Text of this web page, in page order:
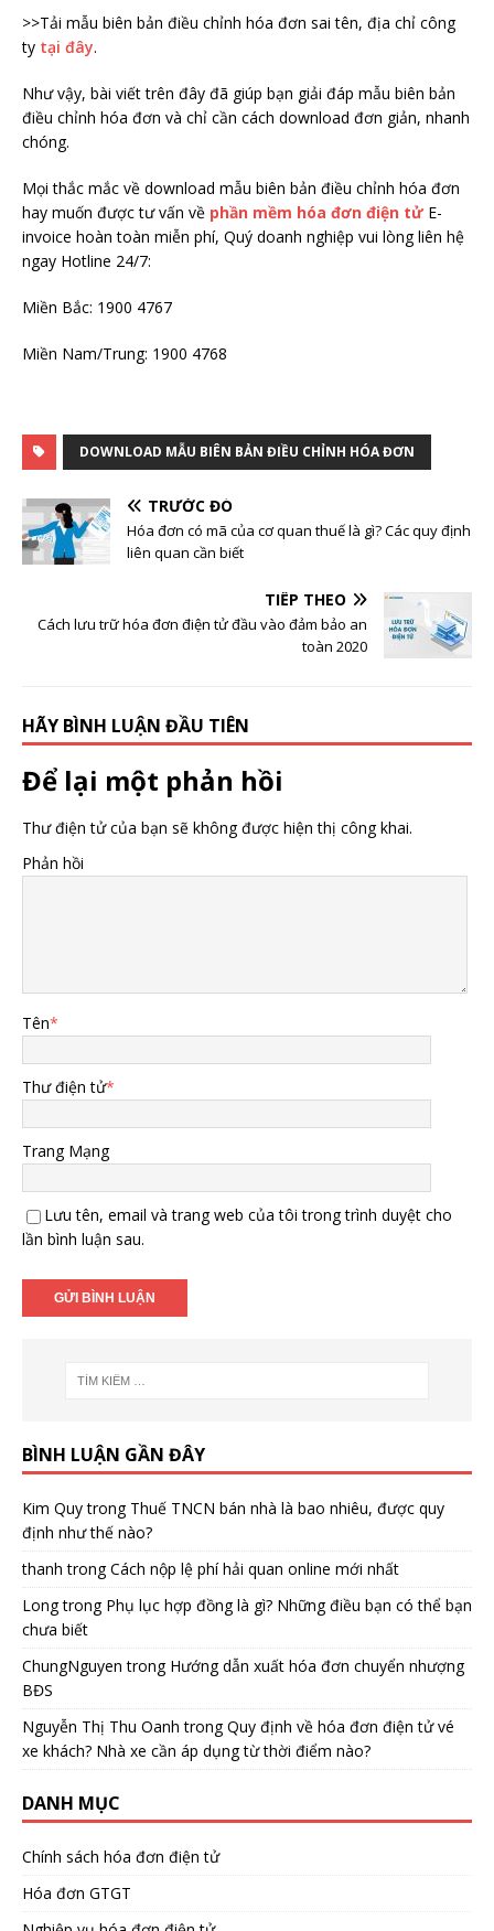
>>Tải mẫu biên bản điều chỉnh hóa đơn sai tên, địa chỉ công
ty tại đây.
Như vậy, bài viết trên đây đã giúp bạn giải đáp mẫu biên bản
điều chỉnh hóa đơn và chỉ cần cách download đơn giản, nhanh
chóng.
Mọi thắc mắc về download mẫu biên bản điều chỉnh hóa đơn
hay muốn được tư vấn về phần mềm hóa đơn điện tửE-
invoice hoàn toàn miễn phí, Quý doanh nghiệp vui lòng liên hệ
ngay Hotline 24/7:
Miền Bắc: 1900 4767
Miền Nam/Trung: 1900 4768
DOWNLOAD MẪU BIÊN BẢN ĐIỀU CHỈNH HÓA ĐƠN
TRƯỚC ĐÓ
Hóa đơn có mã của cơ quan thuế là gì? Các quy định
liên quan cần biết
TIẾP THEO
Cách lưu trữ hóa đơn điện tử đầu vào đảm bảo an
toàn 2020
HÃY BÌNH LUẬN ĐẦU TIÊN
Để lại một phản hồi
Thư điện tử của bạn sẽ không được hiện thị công khai.
Phản hồi
Tên*
Thư điện tử*
Trang Mạng
Lưu tên, email và trang web của tôi trong trình duyệt cho
lần bình luận sau.
BÌNH LUẬN GẦN ĐÂY
Kim Quytrong Thuế TNCN bán nhà là bao nhiêu, được quy
định như thế nào?
thanh trongCách nộp lệ phí hải quan online mới nhất
Longtrong Phụ lục hợp đồng là gì? Những điều bạn có thể bạn
chưa biết
ChungNguyen trong Hướng dẫn xuất hóa đơn chuyển nhượng
BĐS
Nguyễn Thị Thu Oanh trongQuy định về hóa đơn điện tử vé
xe khách? Nhà xe cần áp dụng từ thời điểm nào?
DANH MỤC
Chính sách hóa đơn điện tử
Hóa đơn GTGT